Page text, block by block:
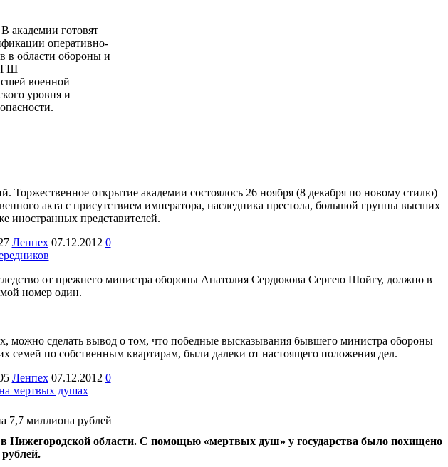
военной
уровня и
открытие академии состоялось 26 ноября (8 декабря по новому стилю)
акта с присутствием императора, наследника престола, большой группы высших
иностранных представителей.
Ленпех 07.12.2012 0
от прежнего министра обороны Анатолия Сердюкова Сергею Шойгу, должно в
номер один.
можно сделать вывод о том, что победные высказывания бывшего министра обороны
семей по собственным квартирам, были далеки от настоящего положения дел.
Ленпех 07.12.2012 0
мертвых душах
7,7 миллиона рублей
области. С помощью «мертвых душ» у государства было похищено